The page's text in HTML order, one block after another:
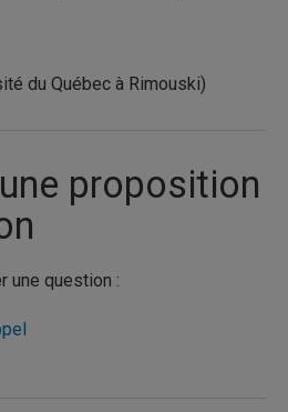
du Québec à Rimouski)
proposition
une question :